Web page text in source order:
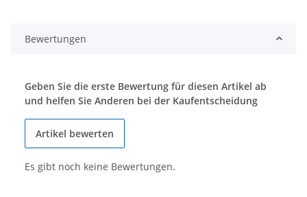
Bewertungen
Geben Sie die erste Bewertung für diesen Artikel ab
und helfen Sie Anderen bei der Kaufentscheidung
Artikel bewerten
Es gibt noch keine Bewertungen.